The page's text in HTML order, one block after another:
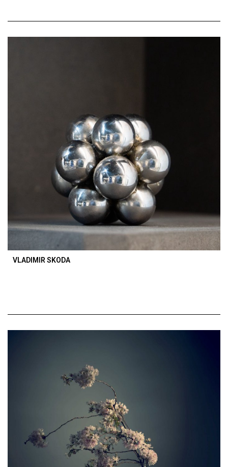
VLADIMIR SKODA